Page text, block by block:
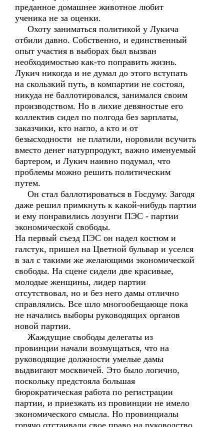
преданное домашнее животное любит
ученика не за оценки.
Охоту заниматься политикой у Лукича
отбили давно. Собственно, и единственный
опыт участия в выборах был вызван
необходимостью как-то поправить жизнь.
Лукич никогда и не думал до этого вступать
на скользкий путь, в компартии не состоял,
никуда не баллотировался, занимался своим
производством. Но в лихие девяностые его
коллектив сидел по полгода без зарплаты,
заказчики, кто нагло, а кто и от
безысходности не платили, норовили всучить
вместо денег натурпродукт, важно именуемый
бартером, и Лукич наивно подумал, что
проблемы можно решить политическим
путем.
Он стал баллотироваться в Госдуму. Загодя
даже решил примкнуть к какой-нибудь партии
и ему понравились лозунги ПЭС - партии
экономической свободы.
На первый съезд ПЭС он надел костюм и
галстук, пришел на Цветной бульвар и уселся
в зал с такими же желающими экономической
свободы. На сцене сидели две красивые,
молодые женщины, лидер партии
отсутствовал, но и без него дамы отлично
справлялись. Все шло многообещающе пока
не начались выборы руководящих органов
новой партии.
Жаждущие свободы делегаты из
провинции начали возмущаться, что на
руководящие должности умелые дамы
выдвигают москвичей. Это было логично,
поскольку предстояла большая
бюрократическая работа по регистрации
партии, и приезжать из провинции не имело
экономического смысла. Но провинциалы
горячо отстаивали свое право на руководство